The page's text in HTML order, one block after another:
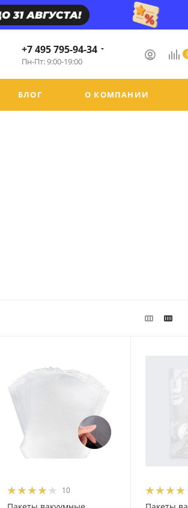
+7 495 795-94-34
Пн-Пт: 9:00-19:00
БЛОГ О КОМПАНИИ
10